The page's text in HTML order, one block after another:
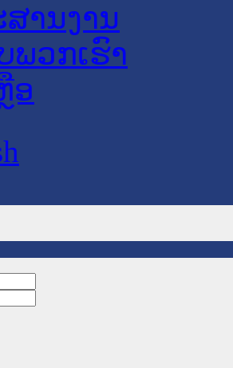
ານງານ
ພວກເຮົາ
ອ